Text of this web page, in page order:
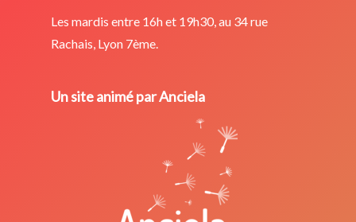
Les mardis entre 16h et 19h30, au 34 rue
Rachais, Lyon 7ème.
Un site animé par Anciela